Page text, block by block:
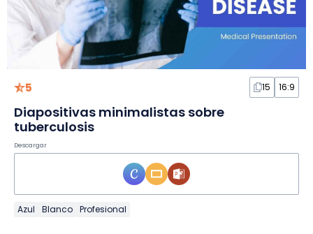
5 15 16:9
Diapositivas minimalistas sobre
tuberculosis
Descargar
Azul Blanco Profesional